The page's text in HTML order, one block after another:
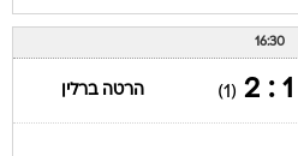
16:30
1 : 2
(1) הרטה ברלין